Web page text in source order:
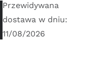
Przewidywana
dostawa w dniu:
11/08/2026